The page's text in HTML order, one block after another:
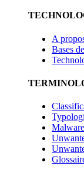
A
Bases